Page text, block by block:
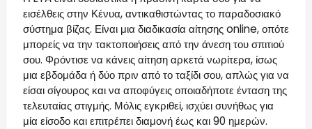
εισέλθεις στην Κένυα, αντικαθιστώντας το παραδοσιακό
σύστημα βίζας. Είναι μια διαδικασία αίτησης online, οπότε
μπορείς να την τακτοποιήσεις από την άνεση του σπιτιού
σου. Φρόντισε να κάνεις αίτηση αρκετά νωρίτερα, ίσως
μια εβδομάδα ή δύο πριν από το ταξίδι σου, απλώς για να
είσαι σίγουρος και να αποφύγεις οποιαδήποτε ένταση της
τελευταίας στιγμής. Μόλις εγκριθεί, ισχύει συνήθως για
μία είσοδο και επιτρέπει διαμονή έως και 90 ημερών.